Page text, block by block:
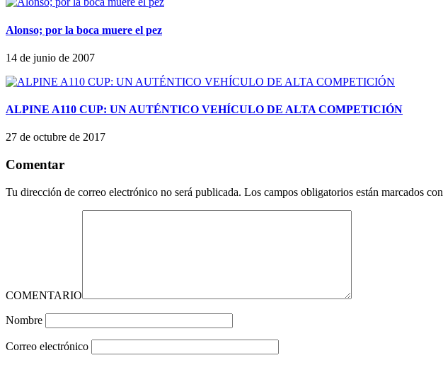
Alonso; por la boca muere el pez
14 de junio de 2007
ALPINE A110 CUP: UN AUTÉNTICO VEHÍCULO DE ALTA COMPETICIÓN
27 de octubre de 2017
Comentar
Tu dirección de correo electrónico no será publicada. Los campos obligatorios están marcados con
COMENTARIO
Nombre
Correo electrónico